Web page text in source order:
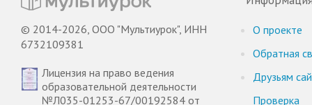
© 2014-2026, ООО "Мультиурок", ИНН
6732109381
Лицензия на право ведения
образовательной деятельности
№Л035-01253-67/00192584 от
О проекте
Обратная
Друзьям
Проверка